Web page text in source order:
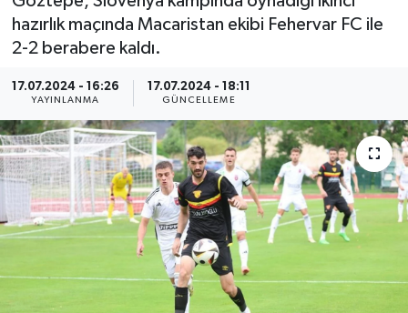
hazırlık maçında Macaristan ekibi Fehervar FC ile
2-2 berabere kaldı.
17.07.2024 - 16:26
YAYINLANMA
17.07.2024 - 18:11
GÜNCELLEME
POLİTİKA
SPOR
YAŞAM